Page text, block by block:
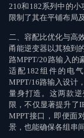
210和 182系列中的小
限制了其在平铺布局
二、容配比优化与高
甬能逆变器以其独到
路MPPT/20 路输入的
适配 182 组件的电
MPPT/16路输入设计
量身打造。这两款
限，不仅显著提升了
MPPT接口，即便面
景，也能确保各组串